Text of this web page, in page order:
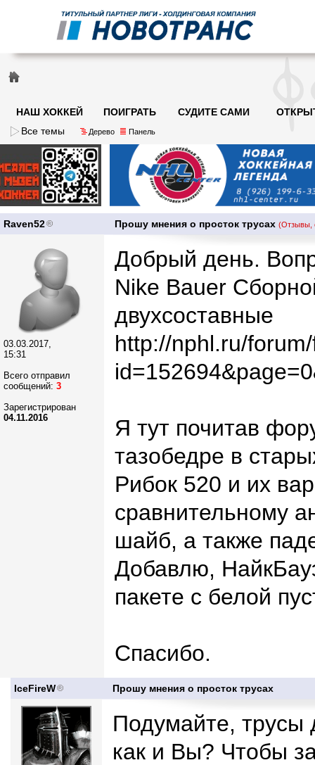
НАШ ХОККЕЙ ПОИГРАТЬ СУДИТЕ САМИ
Все темы
Дерево Панель
Raven52 Прошу мнения о просток трусах (Отзывы,
03.03.2017,
15:31
Всего отправил
сообщений: 3
Зарегистрирован
04.11.2016
Добрый день.
Nike Bauer
двухсоставные
http://nphl.ru/
Я тут почитав
тазобедре в
Рибок 520 и их
сравнительному
шайб, а также
Добавлю,
пакете с белой
Спасибо.
IceFireW Прошу мнения о просток трусах
Подумайте, трусы
как и Вы? Чтобы